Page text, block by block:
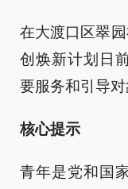
在大渡口区翠
创焕新计划日
要服务和引导对
核心提示
青年是党和国